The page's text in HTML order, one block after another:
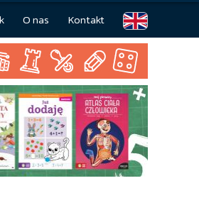
O nas Kontakt